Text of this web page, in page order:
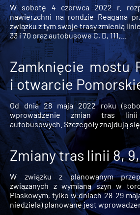
W sobotę 4 czerwca 2022 r.
nawierzchni na rondzie Reagana
związku z tym swoje trasy zmienią
33 i 70 oraz autobusowe C, D, 111,...
Zamknięcie mostu
i otwarcie
Od dnia 28 maja 2022 roku
wprowadzenie zmian tras
autobusowych. Szczegóły znajdują
Zmiany tras linii 8, 9,
W związku z planowanym
związanych z wymianą szyn w
Piaskowym, tylko w dniach 28-29
niedziela) planowane jest